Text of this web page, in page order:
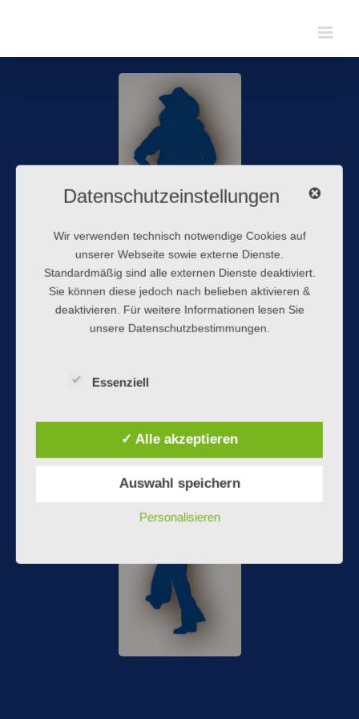
Wer sich für einen meiner Kurse interessiert, kann mich
Datenschutzeinstellungen
Wir verwenden technisch notwendige Cookies auf
unserer Webseite sowie externe Dienste.
Standardmäßig sind alle externen Dienste deaktiviert.
Sie können diese jedoch nach belieben aktivieren &
deaktivieren. Für weitere Informationen lesen Sie
unsere Datenschutzbestimmungen.
Essenziell
✓ Alle akzeptieren
Auswahl speichern
Personalisieren